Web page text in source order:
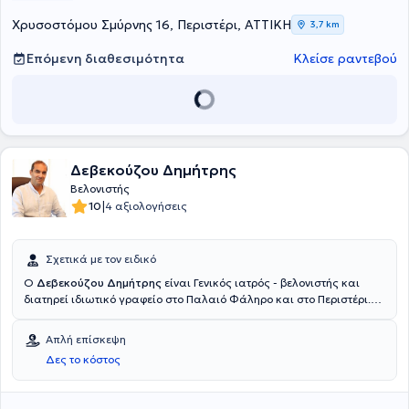
Χρυσοστόμου Σμύρνης 16, Περιστέρι, ΑΤΤΙΚΗ 3,7 km
Επόμενη διαθεσιμότητα Κλείσε ραντεβού
Δεβεκούζου Δημήτρης
Βελονιστής
10|4 αξιολογήσεις
Σχετικά με τον ειδικό
Ο Δεβεκούζου Δημήτρης είναι Γενικός ιατρός - βελονιστής και
διατηρεί ιδιωτικό γραφείο στο Παλαιό Φάληρο και στο Περιστέρι.
(2005) και από την Νοσηλευτική Σχολή του ίδιου Πανεπιστημίου
(1990). Ολοκλήρωσε με επιτυχία την ειδικότητα της Γενικής Ιατρικής
το 2011 και συγκεντρώνει εμπειρία του από δημόσια και ιδιωτικά
νοσοκομεία των Αθηνών όπως το Υγεία, το Ελπίς, το Ιασώ General,
Απλή επίσκεψη
Δες το κόστος